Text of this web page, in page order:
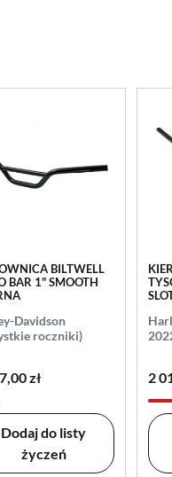
BILTWELL
BAR 1" SMOOTH
Davidson
roczniki)
zł
Dodaj do listy
życzeń
2